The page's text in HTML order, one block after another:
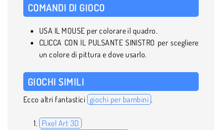
COMANDI DI GIOCO
USA IL MOUSE per colorare il quadro.
CLICCA CON IL PULSANTE SINISTRO per scegliere
un colore di pittura e dove usarlo.
GIOCHI SIMILI
Ecco altri fantastici giochi per bambini .
Pixel Art 3D